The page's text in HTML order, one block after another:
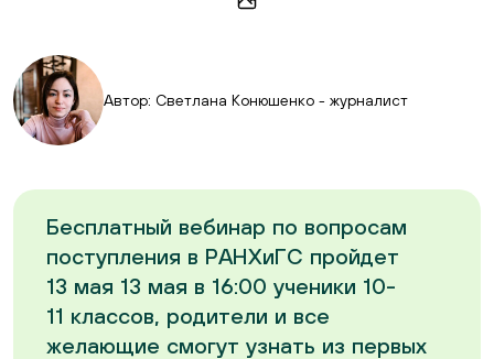
Автор: Светлана Конюшенко - журналист
Бесплатный вебинар по вопросам
поступления в РАНХиГС пройдет
13 мая 13 мая в 16:00 ученики 10-
11 классов, родители и все
желающие смогут узнать из первых